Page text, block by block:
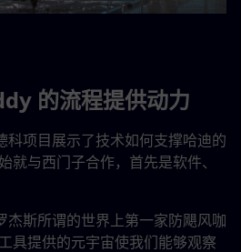
的流程提供动力
科项目展示了技术如何支撑哈迪的
就与西门子合作，首先是软件、
杰斯所谓的世界上第一家防飓风咖
具提供的元宇宙使我们能够观察